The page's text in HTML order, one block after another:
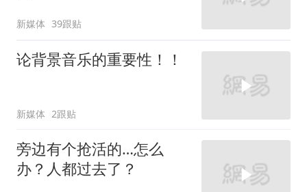
新媒体 39跟贴
论背景音乐的重要性！！
新媒体 2跟贴
旁边有个抢活的…怎么
办？人都过去了？